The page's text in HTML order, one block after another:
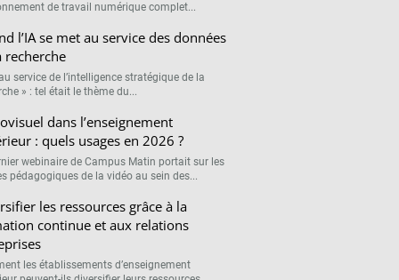
de travail numérique complet...
l’IA se met au service des données
recherche
au service de l’intelligence stratégique de la
» : tel était le thème du...
dans l’enseignement
: quels usages en 2026 ?
webinaire de Campus Matin portait sur les
pédagogiques de la vidéo au sein des...
les ressources grâce à la
continue et aux relations
les établissements d’enseignement